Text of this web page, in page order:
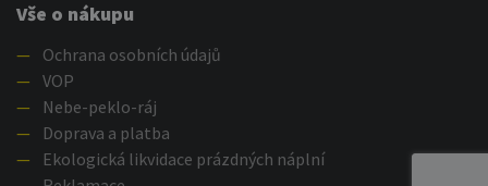
Vše o nákupu
—
Ochrana osobních údajů
— VOP
—
Nebe-peklo-ráj
—
Doprava a platba
—
Ekologická likvidace prázdných náplní